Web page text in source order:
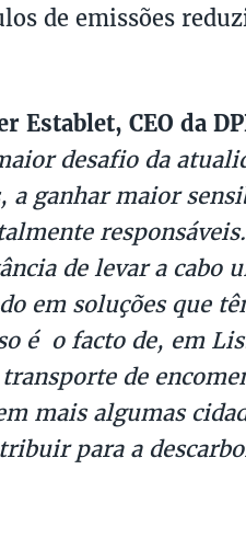
de emissões
Establet, CEO da
desafio da
a ganhar maior
de levar a cabo
em soluções que
é o facto de, em
de
mais algumas
para a